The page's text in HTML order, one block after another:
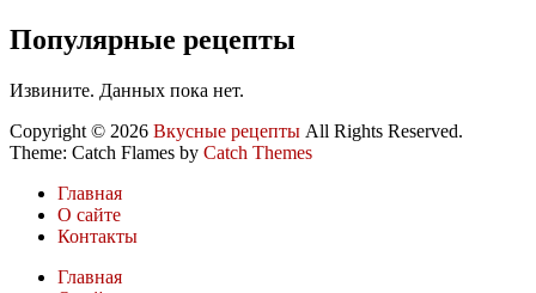
Популярные рецепты
Извините. Данных пока нет.
Copyright © 2026 Вкусные рецепты All Rights Reserved.
Theme: Catch Flames by Catch Themes
Главная
О сайте
Контакты
Главная